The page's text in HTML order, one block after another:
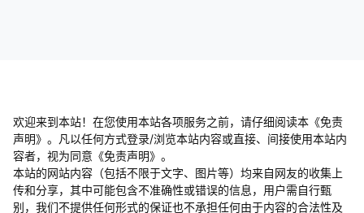
欢迎来到本站！在您使用本站各项服务之前，请仔细阅读本《免责
声明》。凡以任何方式登录/浏览本站内容或直接、间接使用本站内
容者，视为同意《免责声明》。
本站的网站内容（包括不限于文字、图片等）均来自网友的收集上
传和分享，其中可能包含不准确性或错误的信息，用户需自行甄
别，我们不提供任何形式的保证也不承担任何由于内容的合法性及